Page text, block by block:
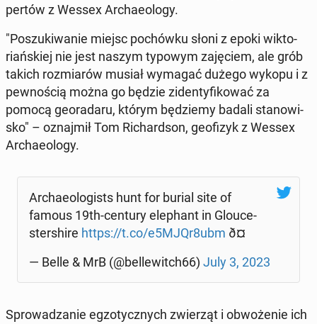
per­tów z Wessex Ar­cha­eolo­gy.
"Po­szu­ki­wa­nie miejsc po­chów­ku słoni z epoki wik­to­
riań­skiej nie jest naszym typowym za­ję­ciem, ale grób
takich roz­mia­rów musiał wymagać dużego wykopu i z
pew­no­ścią można go będzie zi­den­ty­fi­ko­wać za
pomocą geo­ra­da­ru, którym bę­dzie­my badali sta­no­wi­
sko" – oznaj­mił Tom Ri­chard­son, geo­fi­zyk z Wessex
Ar­cha­eolo­gy.
Ar­cha­eolo­gi­sts hunt for burial site of
famous 19th-century ele­phant in Glo­uce­
ster­shi­re https://t.co/e5MJQr8ubm ð¤
— Belle & MrB (@bel­le­witch66) July 3, 2023
Spro­wa­dza­nie eg­zo­tycz­nych zwie­rząt i ob­wo­że­nie ich